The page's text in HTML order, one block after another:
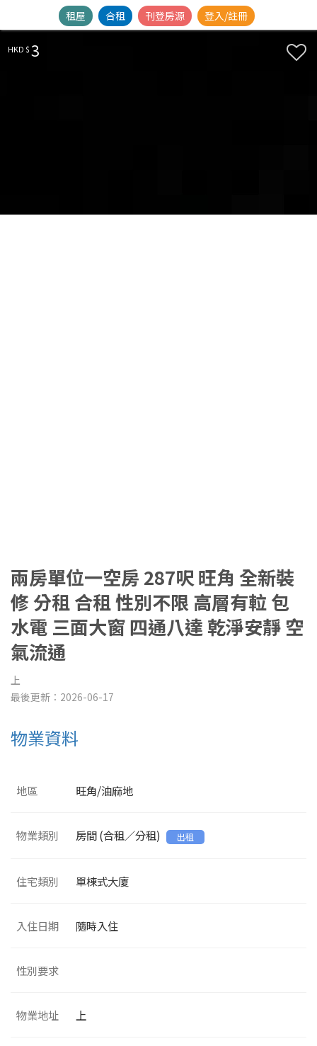
租屋 合租 刊登房源 登入/註冊
HKD $ 3
兩房單位一空房 287呎 旺角 全新裝
修 分租 合租 性別不限 高層有𨋢 包
水電 三面大窗 四通八達 乾淨安靜 空
氣流通
上
最後更新：2026-06-17
物業資料
地區 旺角/油麻地
物業類別 房間 (合租／分租) 出租
住宅類別 單棟式大廈
入住日期 隨時入住
性別要求
物業地址 上